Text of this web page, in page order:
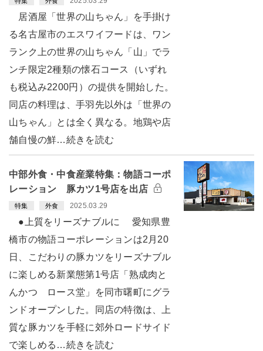
居酒屋「世界の山ちゃん」を手掛け
る名古屋市のエスワイフードは、ワン
ランク上の世界の山ちゃん「山」でラ
ンチ限定2種類の懐石コース（いずれ
も税込み2200円）の提供を開始した。
同店の料理は、手羽先以外は「世界の
山ちゃん」とは全く異なる。地鶏や店
舗自慢の鮮…続きを読む
中部外食・中食産業特集：物語コーポ
レーション 豚カツ1号店を出店
特集 外食 2025.03.29
●上質をリーズナブルに 愛知県豊
橋市の物語コーポレーションは2月20
日、こだわりの豚カツをリーズナブル
に楽しめる新業態第1号店「熟成肉と
んかつ ロース堂」を同市曙町にグラ
ンドオープンした。同店の特徴は、上
質な豚カツを手軽に郊外ロードサイド
で楽しめる…続きを読む